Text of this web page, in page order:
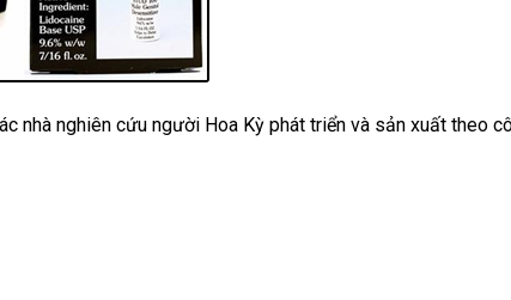
nhà nghiên cứu người Hoa Kỳ phát triển tư
và sản xuất theo